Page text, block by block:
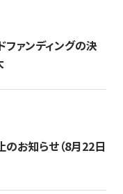
ファンディングの決
お知らせ（8月22日